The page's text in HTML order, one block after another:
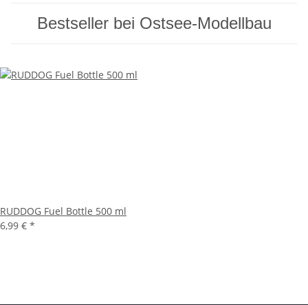
Bestseller bei Ostsee-Modellbau
RUDDOG Fuel Bottle 500 ml
6,99 € *